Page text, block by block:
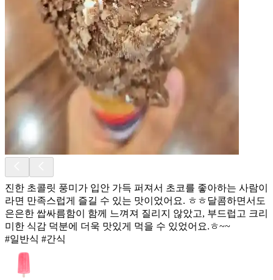
진한 초콜릿 풍미가 입안 가득 퍼져서 초코를 좋아하는 사람이
라면 만족스럽게 즐길 수 있는 맛이었어요. ㅎㅎ달콤하면서도
은은한 쌉싸름함이 함께 느껴져 질리지 않았고, 부드럽고 크리
미한 식감 덕분에 더욱 맛있게 먹을 수 있었어요.ㅎ~~
#일반식 #간식